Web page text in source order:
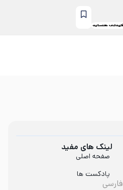
لینک های مفید
صفحه اصلی
پادکست ها
فارسی